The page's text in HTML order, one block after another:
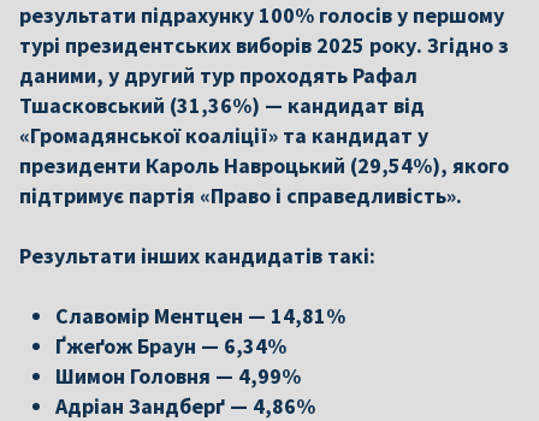
результати підрахунку 100% голосів у першому
турі президентських виборів 2025 року. Згідно з
даними, у другий тур проходять Рафал
Тшасковський (31,36%) — кандидат від
«Громадянської коаліції» та кандидат у
президенти Кароль Навроцький (29,54%), якого
підтримує партія «Право і справедливість».
Результати інших кандидатів такі:
Славомір Ментцен — 14,81%
Ґжеґож Браун — 6,34%
Шимон Головня — 4,99%
Адріан Зандберґ — 4,86%